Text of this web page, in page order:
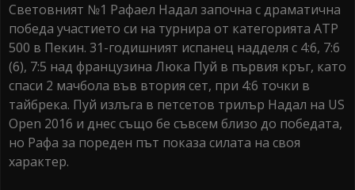
Световният №1 Рафаел Надал започна с драматична
победа участието си на турнира от категорията ATP
500 в Пекин. 31-годишният испанец надделя с 4:6, 7:6
(6), 7:5 над французина Люка Пуй в първия кръг, като
спаси 2 мачбола във втория сет, при 4:6 точки в
тайбрека. Пуй излъга в петсетов трилър Надал на US
Open 2016 и днес също бе съвсем близо до победата,
но Рафа за пореден път показа силата на своя
характер.